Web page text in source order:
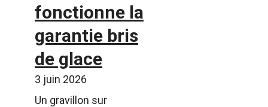
fonctionne la
garantie bris
de glace
3 juin 2026
Un gravillon sur